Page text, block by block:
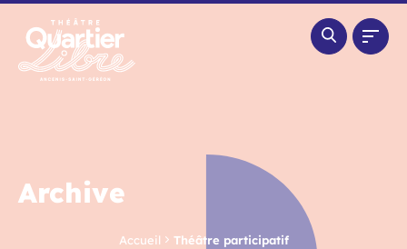
Archive
Accueil Théâtre participatif
Panneau de gestion des cookies